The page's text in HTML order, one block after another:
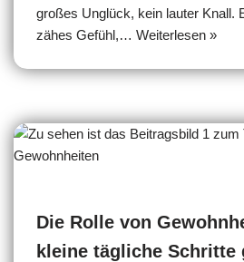
großes Unglück, kein lauter Knall.
zähes Gefühl,… Weiterlesen »
Die Rolle von
kleine tägliche Schritte